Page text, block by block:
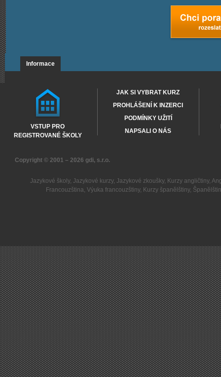
Informace
VSTUP PRO
REGISTROVANÉ ŠKOLY
JAK SI VYBRAT KURZ
PROHLÁŠENÍ K INZERCI
PODMÍNKY UŽITÍ
NAPSALI O NÁS
Copyright © 2001 – 2026 gdi, s.r.o.
Jazykové školy, Jazykové kurzy, Jazykové zkoušky, Kurzy angličtiny,
Francouzština,Výuka francouzštiny, Kurzy španělštiny,